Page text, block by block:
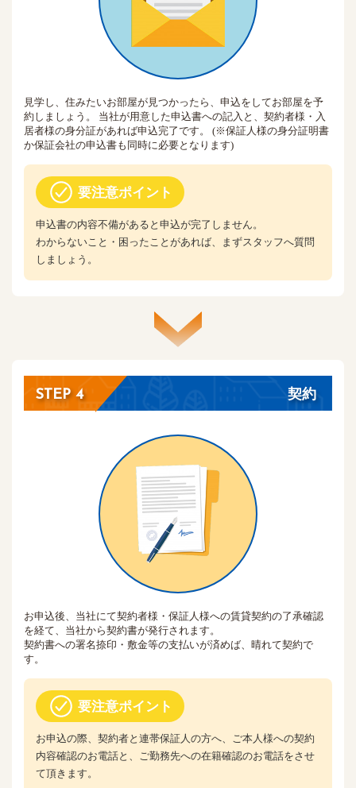
見学し、住みたいお部屋が見つかったら、申込をしてお部屋を予
約しましょう。 当社が用意した申込書への記入と、契約者様・入
居者様の身分証があれば申込完了です。 (※保証人様の身分証明書
か保証会社の申込書も同時に必要となります)
要注意ポイント
申込書の内容不備があると申込が完了しません。
わからないこと・困ったことがあれば、まずスタッフへ質問
しましょう。
契約
STEP 4
お申込後、当社にて契約者様・保証人様への賃貸契約の了承確認
を経て、当社から契約書が発行されます。
契約書への署名捺印・敷金等の支払いが済めば、晴れて契約で
す。
要注意ポイント
お申込の際、契約者と連帯保証人の方へ、ご本人様への契約
内容確認のお電話と、ご勤務先への在籍確認のお電話をさせ
て頂きます。